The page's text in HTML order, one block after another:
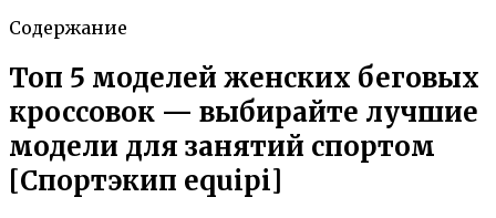
Содержание
Топ 5 моделей женских беговых
кроссовок — выбирайте лучшие
модели для занятий спортом
[Спортэкип equipi]